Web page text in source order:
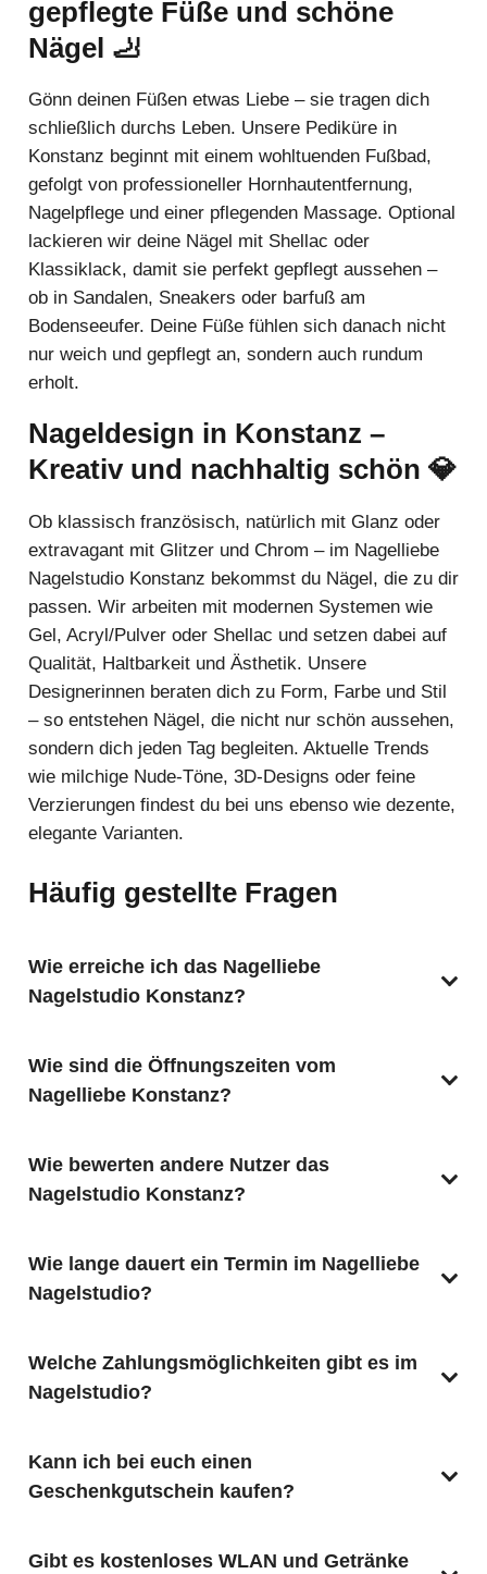
gepflegte Füße und schöne
Nägel 🦶
Gönn deinen Füßen etwas Liebe – sie tragen dich
schließlich durchs Leben. Unsere Pediküre in
Konstanz beginnt mit einem wohltuenden Fußbad,
gefolgt von professioneller Hornhautentfernung,
Nagelpflege und einer pflegenden Massage. Optional
lackieren wir deine Nägel mit Shellac oder
Klassiklack, damit sie perfekt gepflegt aussehen –
ob in Sandalen, Sneakers oder barfuß am
Bodenseeufer. Deine Füße fühlen sich danach nicht
nur weich und gepflegt an, sondern auch rundum
erholt.
Nageldesign in Konstanz –
Kreativ und nachhaltig schön 💎
Ob klassisch französisch, natürlich mit Glanz oder
extravagant mit Glitzer und Chrom – im Nagelliebe
Nagelstudio Konstanz bekommst du Nägel, die zu dir
passen. Wir arbeiten mit modernen Systemen wie
Gel, Acryl/Pulver oder Shellac und setzen dabei auf
Qualität, Haltbarkeit und Ästhetik. Unsere
Designerinnen beraten dich zu Form, Farbe und Stil
– so entstehen Nägel, die nicht nur schön aussehen,
sondern dich jeden Tag begleiten. Aktuelle Trends
wie milchige Nude-Töne, 3D-Designs oder feine
Verzierungen findest du bei uns ebenso wie dezente,
elegante Varianten.
Häufig gestellte Fragen
Wie erreiche ich das Nagelliebe
Nagelstudio Konstanz?
Wie sind die Öffnungszeiten vom
Nagelliebe Konstanz?
Wie bewerten andere Nutzer das
Nagelstudio Konstanz?
Wie lange dauert ein Termin im Nagelliebe
Nagelstudio?
Welche Zahlungsmöglichkeiten gibt es im
Nagelstudio?
Kann ich bei euch einen
Geschenkgutschein kaufen?
Gibt es kostenloses WLAN und Getränke